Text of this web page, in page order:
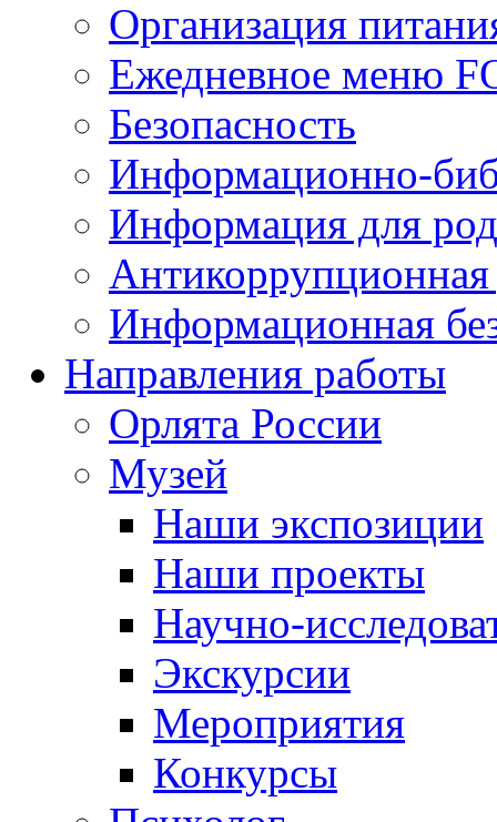
Организация
Ежедневное меню
Безопасность
Информационно-
Информация для
Антикоррупционная
Информационная
Направления работы
Орлята России
Музей
Наши экспозиции
Наши проекты
Научно-
Экскурсии
Мероприятия
Конкурсы